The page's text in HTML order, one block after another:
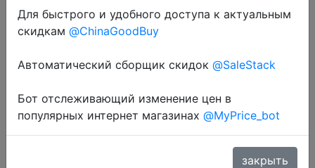
EarlyBirds
Перейти в магазин
Для быстрого и удобного доступа к актуальным
скидкам @ChinaGoodBuy
Автоматический сборщик скидок @SaleStack
Бот отслеживающий изменение цен в
популярных интернет магазинах @MyPrice_bot
закрыть